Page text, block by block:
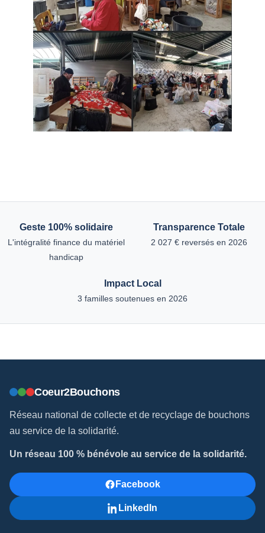
Geste 100% solidaire
L'intégralité finance du matériel
handicap
Transparence Totale
2 027 € reversés en 2026
Impact Local
3 familles soutenues en 2026
Coeur2Bouchons
Réseau national de collecte et de recyclage de bouchons
au service de la solidarité.
Un réseau 100 % bénévole au service de la solidarité.
Facebook
LinkedIn